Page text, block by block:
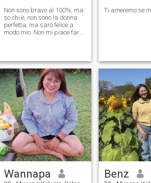
Non sono bravo al 100%, ma
so chi è, non sono la donna
perfetta, ma sarò felice a
modo mio. Non mi piace fare
sempre una donna forte e mi
piace essere me stessa.
Ti ameremo se
Wannapa Benz